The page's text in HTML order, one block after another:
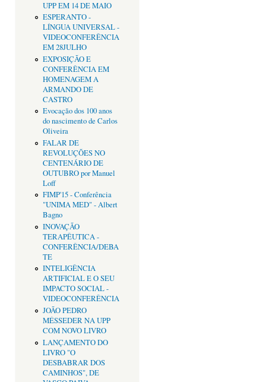
UPP EM 14 DE MAIO
ESPERANTO -
LÍNGUA UNIVERSAL -
VIDEOCONFERÊNCIA
EM 28JULHO
EXPOSIÇÃO E
CONFERÊNCIA EM
HOMENAGEM A
ARMANDO DE
CASTRO
Evocação dos 100 anos
do nascimento de Carlos
Oliveira
FALAR DE
REVOLUÇÕES NO
CENTENÁRIO DE
OUTUBRO por Manuel
Loff
FIMP'15 - Conferência
"UNIMA MED" - Albert
Bagno
INOVAÇÃO
TERAPÊUTICA -
CONFERÊNCIA/DEBA
TE
INTELIGÊNCIA
ARTIFICIAL E O SEU
IMPACTO SOCIAL -
VIDEOCONFERÊNCIA
JOÃO PEDRO
MÉSSEDER NA UPP
COM NOVO LIVRO
LANÇAMENTO DO
LIVRO "O
DESBABRAR DOS
CAMINHOS", DE